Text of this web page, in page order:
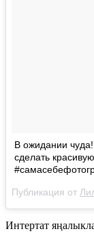
В ожидании
сделать
Публикация от
Интертат